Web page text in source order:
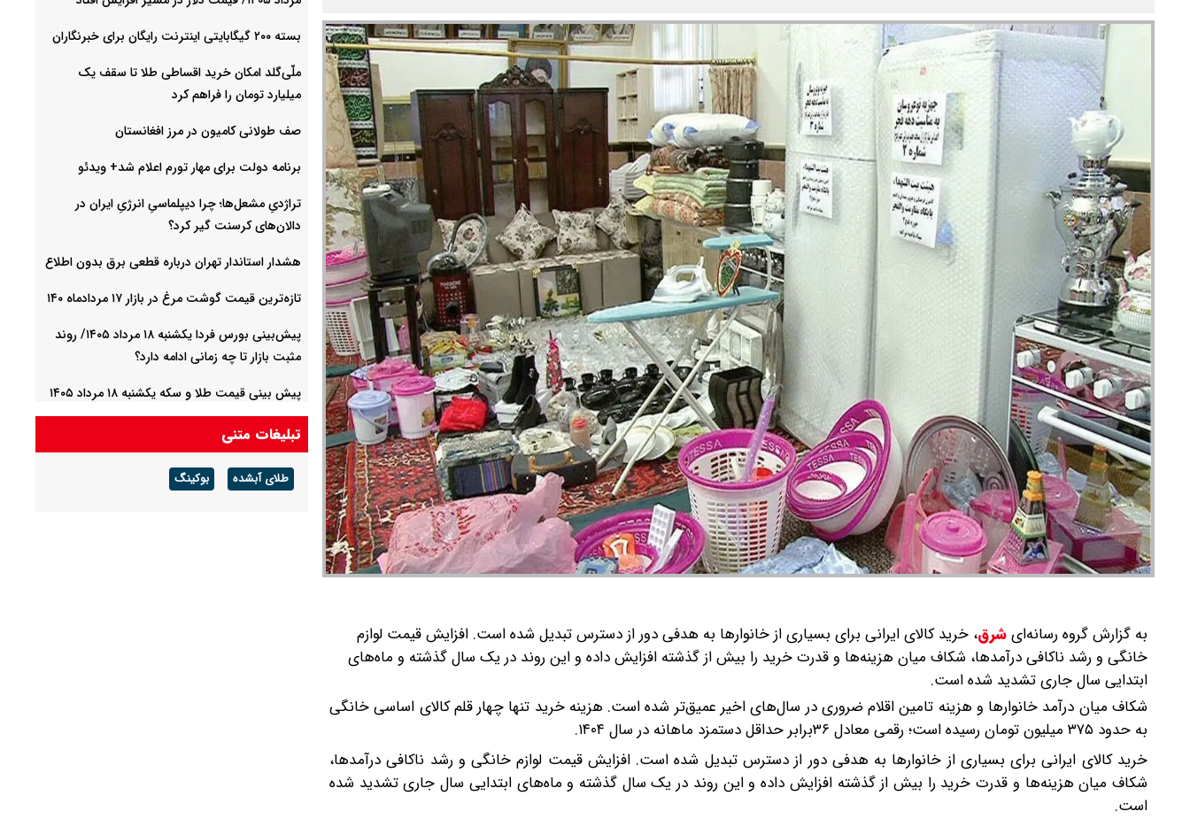
به گزارش گروه رسانه‌ایشرق، خرید کالای ایرانی برای بسیاری از خانوارها به هدفی دور از دسترس تبدیل شده است. افزایش قیمت لوازم
خانگی و رشد ناکافی درآمدها، شکاف میان هزینه‌ها و قدرت خرید را بیش از گذشته افزایش داده و این روند در یک سال گذشته و ماه‌های
ابتدایی سال جاری تشدید شده است.
شکاف میان درآمد خانوارها و هزینه تامین اقلام ضروری در سال‌های اخیر عمیق‌تر شده است. هزینه خرید تنها چهار قلم کالای اساسی خانگی
به حدود ۳۷۵ میلیون تومان رسیده است؛ رقمی معادل ۳۶برابر حداقل دستمزد ماهانه در سال ۱۴۰۴.
خرید کالای ایرانی برای بسیاری از خانوارها به هدفی دور از دسترس تبدیل شده است. افزایش قیمت لوازم خانگی و رشد ناکافی درآمدها،
شکاف میان هزینه‌ها و قدرت خرید را بیش از گذشته افزایش داده و این روند در یک سال گذشته و ماه‌های ابتدایی سال جاری تشدید شده
است.
بسته ۲۰۰ گیگابایتی اینترنت رایگان برای خبرنگاران
ملّی‌گلد امکان خرید اقساطی طلا تا سقف یک
میلیارد تومان را فراهم کرد
صف طولانی کامیون در مرز افغانستان
برنامه دولت برای مهار تورم اعلام شد+ ویدئو
تراژدیِ مشعل‌ها؛ چرا دیپلماسیِ انرژیِ ایران در
دالان‌های کرسنت گیر کرد؟
هشدار استاندار تهران درباره قطعی برق بدون اطلاع
تازه‌ترین قیمت گوشت مرغ در بازار ۱۷ مردادماه ۱۴۰
پیش‌بینی بورس فردا یکشنبه ۱۸ مرداد ۱۴۰۵/ روند
مثبت بازار تا چه زمانی ادامه دارد؟
پیش‌ بینی قیمت طلا و سکه یکشنبه ۱۸ مرداد ۱۴۰۵
/مثقال طلا در کانال ۸۱ میلیون تومانی معامله شد +
جدول
تبلیغات متنی
طلای آبشده بوکینگ